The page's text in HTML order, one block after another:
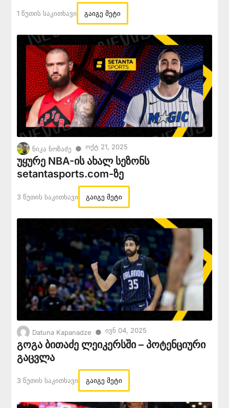
1 Წუთის Საკითხავი გაიგე მეტი
ნიკა ნოზაძე ● Ოქტ 21, 2025
უყურე NBA-ის ახალ სეზონს
setantasports.com-ზე
3 Წუთის Საკითხავი გაიგე მეტი
Datuna Kapanadze ● Ივნ 04, 2025
გოგა ბითაძე ლეიკერსში – პოტენციური
გაცვლა
3 Წუთის Საკითხავი გაიგე მეტი